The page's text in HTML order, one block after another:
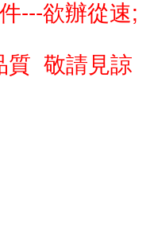
---欲辦從速;
質 敬請見諒